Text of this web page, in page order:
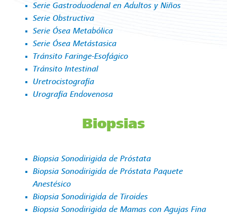
Serie Gastroduodenal en Adultos y Niños
Serie Obstructiva
Serie Ósea Metabólica
Serie Ósea Metástasica
Tránsito Faringe-Esofágico
Tránsito Intestinal
Uretrocistografía
Urografía Endovenosa
Biopsias
Biopsia Sonodirigida de Próstata
Biopsia Sonodirigida de Próstata Paquete
Anestésico
Biopsia Sonodirigida de Tiroides
Biopsia Sonodirigida de Mamas con Agujas Fina